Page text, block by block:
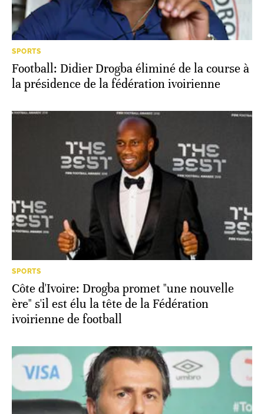
SPORTS
Football: Didier Drogba éliminé de la course à
la présidence de la fédération ivoirienne
SPORTS
Côte d'Ivoire: Drogba promet "une nouvelle
ère" s'il est élu la tête de la Fédération
ivoirienne de football